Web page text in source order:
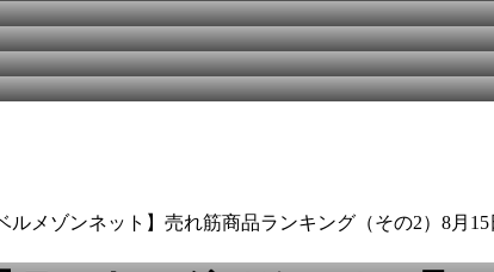
ルメゾンネット】売れ筋商品ランキング（その2）8月15